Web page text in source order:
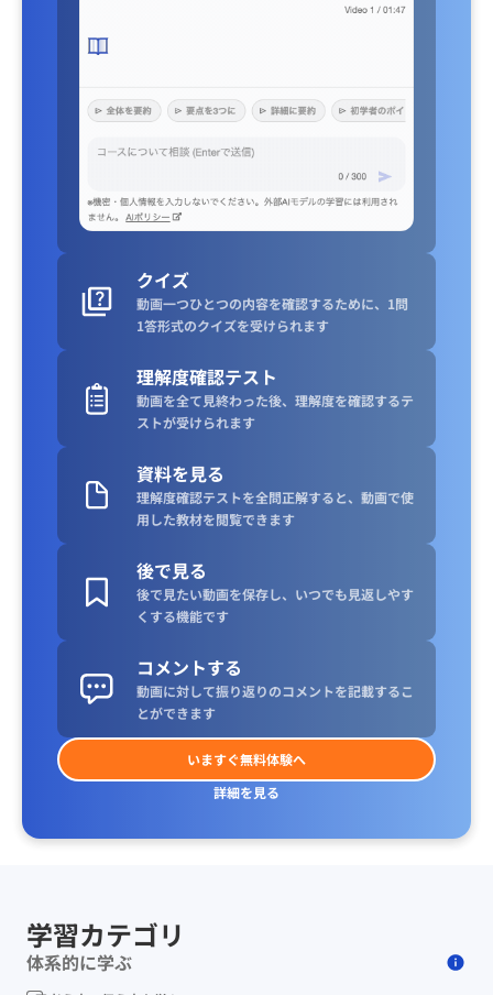
クイズ
動画一つひとつの内容を確認するために、1問
1答形式のクイズを受けられます
理解度確認テスト
動画を全て見終わった後、理解度を確認するテ
ストが受けられます
資料を見る
理解度確認テストを全問正解すると、動画で使
用した教材を閲覧できます
後で見る
後で見たい動画を保存し、いつでも見返しやす
くする機能です
コメントする
動画に対して振り返りのコメントを記載するこ
とができます
いますぐ無料体験へ
詳細を見る
学習カテゴリ
体系的に学ぶ